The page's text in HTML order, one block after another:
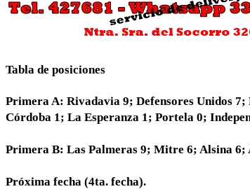
Tabla de posiciones
Primera A: Rivadavia 9; Defensores Unidos
Córdoba 1; La Esperanza 1; Portela 0;
Primera B: Las Palmeras 9; Mitre 6; Alsina
Próxima fecha (4ta. fecha).